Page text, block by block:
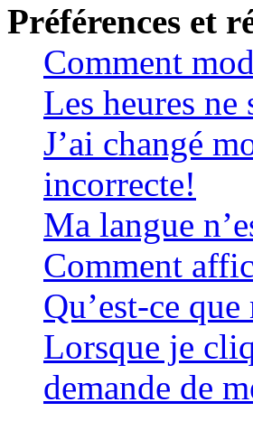
Préférences et
Comment
Les heures ne
J’ai changé
incorrecte!
Ma langue
Comment
Qu’est-ce
Lorsque je
demande de